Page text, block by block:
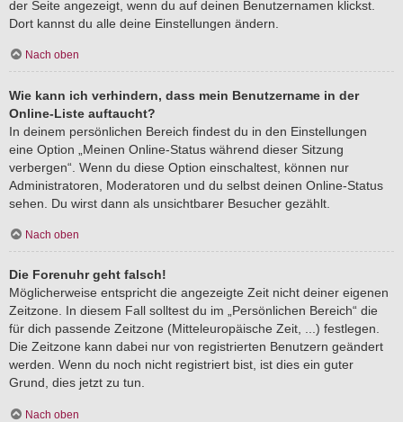
der Seite angezeigt, wenn du auf deinen Benutzernamen klickst.
Dort kannst du alle deine Einstellungen ändern.
Nach oben
Wie kann ich verhindern, dass mein Benutzername in der
Online-Liste auftaucht?
In deinem persönlichen Bereich findest du in den Einstellungen
eine Option „Meinen Online-Status während dieser Sitzung
verbergen“. Wenn du diese Option einschaltest, können nur
Administratoren, Moderatoren und du selbst deinen Online-Status
sehen. Du wirst dann als unsichtbarer Besucher gezählt.
Nach oben
Die Forenuhr geht falsch!
Möglicherweise entspricht die angezeigte Zeit nicht deiner eigenen
Zeitzone. In diesem Fall solltest du im „Persönlichen Bereich“ die
für dich passende Zeitzone (Mitteleuropäische Zeit, ...) festlegen.
Die Zeitzone kann dabei nur von registrierten Benutzern geändert
werden. Wenn du noch nicht registriert bist, ist dies ein guter
Grund, dies jetzt zu tun.
Nach oben